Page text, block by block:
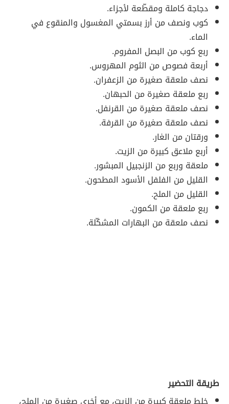
دجاجة كاملة ومقطّعة لأجزاء.
كوب ونصف من أرز بسمتي المغسول والمنقوع في
الماء.
ربع كوب من البصل المفروم.
أربعة فصوص من الثوم المهروس.
نصف ملعقة صغيرة من الزعفران.
ربع ملعقة صغيرة من الحبهان.
نصف ملعقة صغيرة من القرنفل.
نصف ملعقة صغيرة من القرفة.
ورقتان من الغار.
أربع ملاعق كبيرة من الزيت.
ملعقة وربع من الزنجبيل المبشور.
القليل من الفلفل الأسود المطحون.
القليل من الملح.
ربع ملعقة من الكمون.
نصف ملعقة من البهارات المشكّلة.
طريقة التحضير